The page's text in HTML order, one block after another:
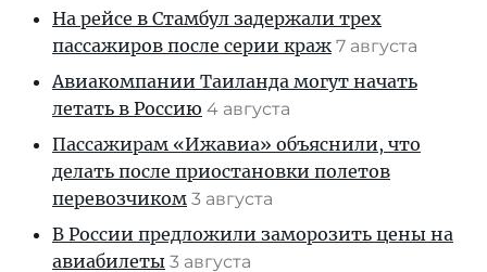
На рейсе в Стамбул задержали трех
пассажиров после серии краж 7 августа
Авиакомпании Таиланда могут начать
летать в Россию 4 августа
Пассажирам «Ижавиа» объяснили, что
делать после приостановки полетов
перевозчиком 3 августа
В России предложили заморозить цены на
авиабилеты 3 августа